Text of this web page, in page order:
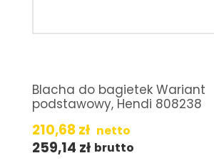
Blacha do bagietek Wariant
podstawowy, Hendi 808238
210,68zł netto
259,14 zł brutto